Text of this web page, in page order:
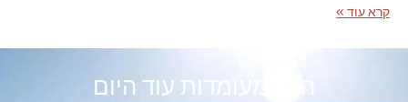
קרא עוד »
הגש מעומדות עוד היום